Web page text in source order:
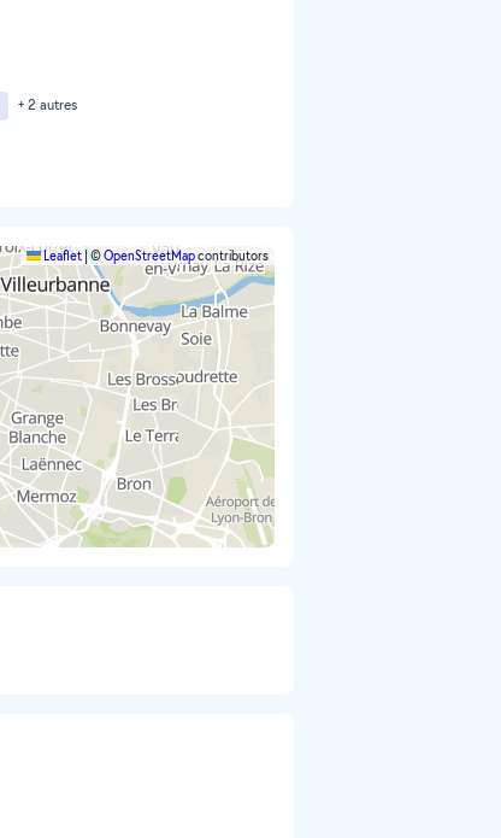
+ 2 autres
Leaflet|©OpenStreetMapcontributors